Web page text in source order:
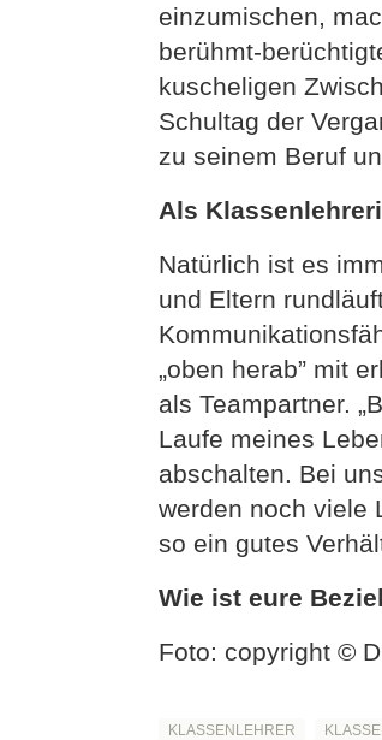
einzumischen,
berühmt-
kuscheligen
Schultag der
zu seinem Beruf
Als
Natürlich ist es
und Eltern
„oben herab” mit
als Teampartner.
Laufe meines
abschalten. Bei
werden noch viele
so ein gutes
Wie ist eure
Foto: copyright ©
KLASSENLEHRER